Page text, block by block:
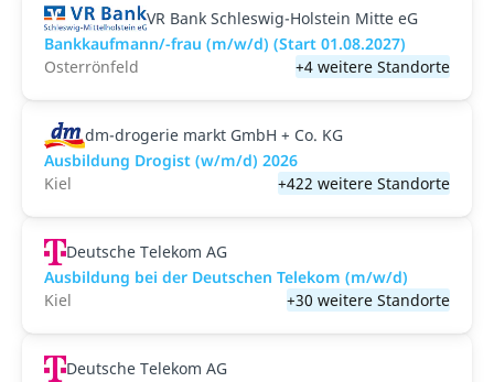
VR Bank Schleswig-Holstein Mitte eG
Bankkaufmann/-frau (m/w/d) (Start 01.08.2027)
Osterrönfeld
+4 weitere Standorte
dm-drogerie markt GmbH + Co. KG
Ausbildung Drogist (w/m/d) 2026
Kiel
+422 weitere Standorte
Deutsche Telekom AG
Ausbildung bei der Deutschen Telekom (m/w/d)
Kiel
+30 weitere Standorte
Deutsche Telekom AG